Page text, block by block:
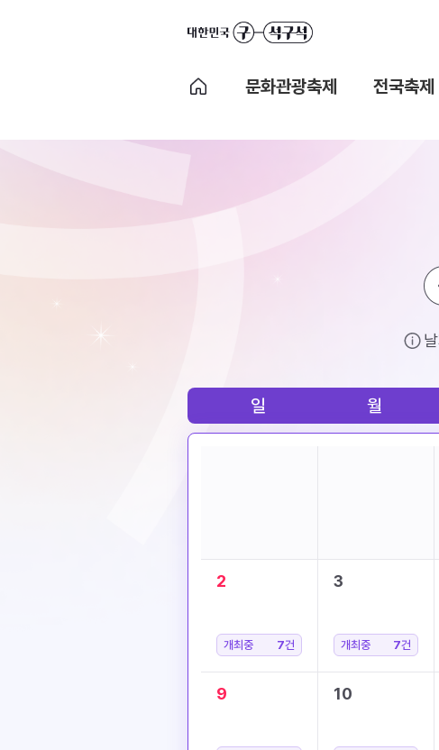
문화관광축제 전국축제
일 월
2
개최중 7건
3
개최중 7건
9 10